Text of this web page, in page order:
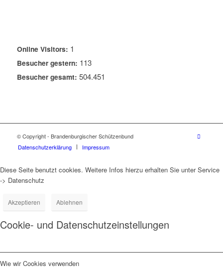
Online Visitors: 1
Besucher gestern: 113
Besucher gesamt: 504.451
© Copyright - Brandenburgischer Schützenbund
Datenschutzerklärung
Impressum
Diese Seite benutzt cookies. Weitere Infos hierzu erhalten Sie unter Service
-> Datenschutz
Akzeptieren Ablehnen
Cookie- und Datenschutzeinstellungen
Wie wir Cookies verwenden